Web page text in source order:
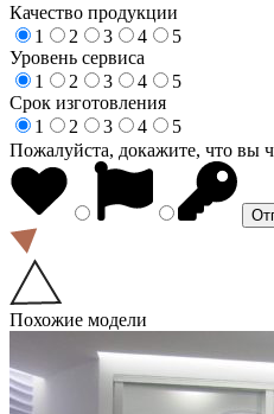
Качество продукции
1
2 3 4
5
Уровень сервиса
1
2 3 4
5
Срок изготовления
1
2 3 4
5
Пожалуйста, докажите, что вы
Похожие модели